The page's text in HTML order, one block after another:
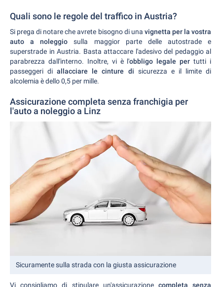
Quali sono le regole del traffico in Austria?
Si prega di notare che avrete bisogno di una vignetta per la vostra
auto a noleggiosulla maggior parte delle autostrade e
superstrade in Austria. Basta attaccare l'adesivo del pedaggio al
parabrezza dall'interno. Inoltre, vi è l'obbligo legale per tutti i
passeggeri diallacciare le cinture di sicurezza e il limite di
alcolemia è dello 0,5 per mille.
Assicurazione completa senza franchigia per
l'auto a noleggio a Linz
Sicuramente sulla strada con la giusta assicurazione
Vi consigliamo di stipulare un'assicurazione completa senza